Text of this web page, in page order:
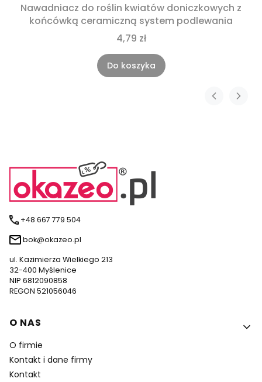
Nawadniacz do roślin kwiatów doniczkowych z
końcówką ceramiczną system podlewania
4,79 zł
Do koszyka
+48 667 779 504
bok@okazeo.pl
ul. Kazimierza Wielkiego 213
32-400 Myślenice
NIP 6812090858
REGON 521056046
Linki w stopce
O NAS
O firmie
Kontakt i dane firmy
Kontakt